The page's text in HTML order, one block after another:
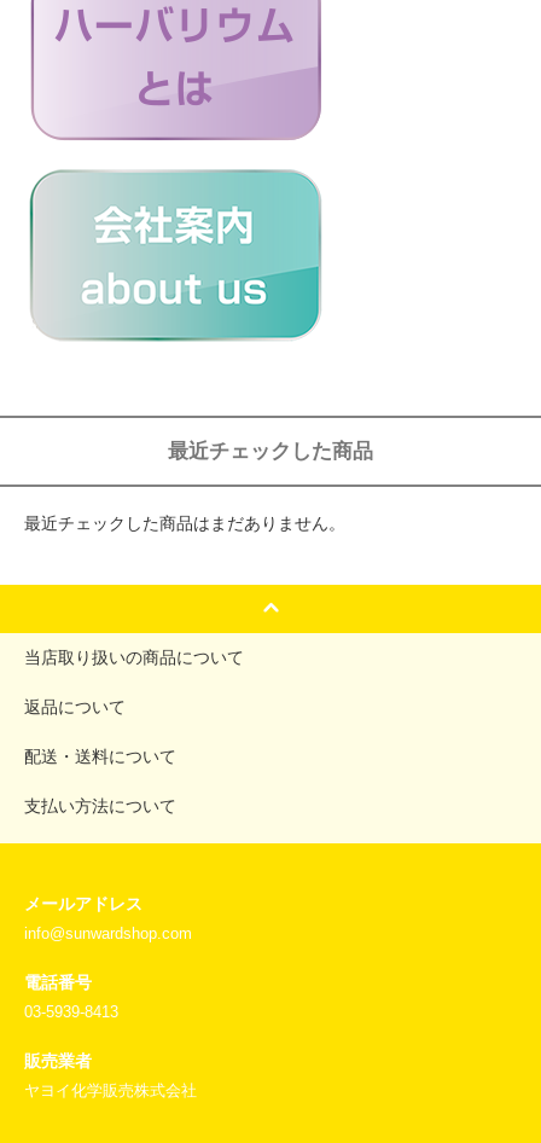
最近チェックした商品
最近チェックした商品はまだありません。
当店取り扱いの商品について
返品について
配送・送料について
支払い方法について
メールアドレス
info@sunwardshop.com
電話番号
03-5939-8413
販売業者
ヤヨイ化学販売株式会社